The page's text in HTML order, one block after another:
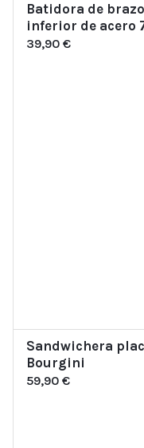
Batidora de
inferior de acero
39,90 €
Sandwichera
Bourgini
59,90 €